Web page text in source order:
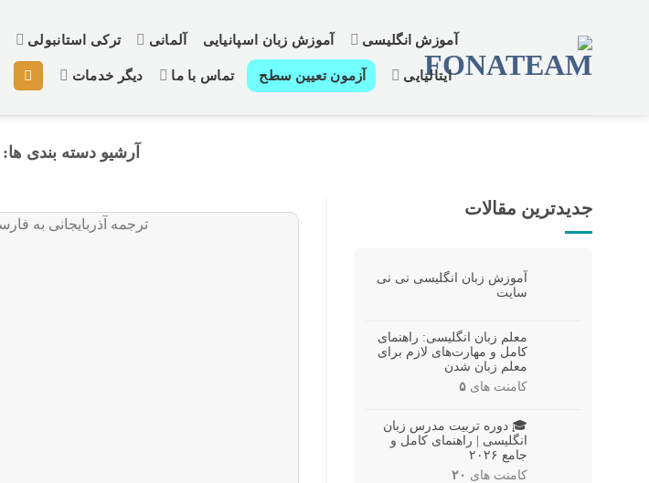
آموزش انگلیسی آموزش زبان اسپانیایی آلمانی ترکی استانبولی
ایتالیایی آزمون تعیین سطح تماس با ما دیگر خدمات
آرشیو دسته بندی ها:
جدیدترین مقالات
آموزش زبان انگلیسی نی نی
سایت
معلم زبان انگلیسی: راهنمای
کامل و مهارت‌های لازم برای
معلم زبان شدن
کامنت های ۵
🎓 دوره تربیت مدرس زبان
انگلیسی | راهنمای کامل و
جامع ۲۰۲۶
کامنت های ۲۰